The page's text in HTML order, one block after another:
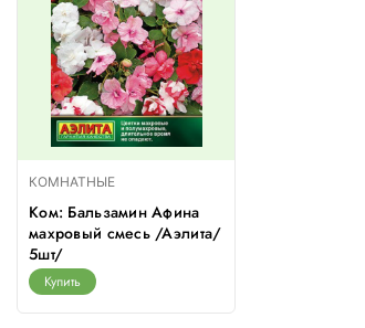
КОМНАТНЫЕ
Ком: Бальзамин Афина
махровый смесь /Аэлита/
5шт/
Купить